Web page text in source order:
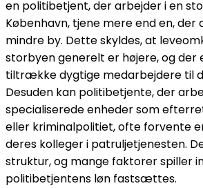
en politibetjent, der arbejder i en
København, tjene mere end en, der
mindre by. Dette skyldes, at
storbyen generelt er højere, og der
tiltrække dygtige medarbejdere til
Desuden kan politibetjente, der
specialiserede enheder som
eller kriminalpolitiet, ofte forvente
deres kolleger i patruljetjenesten.
struktur, og mange faktorer spiller
politibetjentens løn fastsættes.